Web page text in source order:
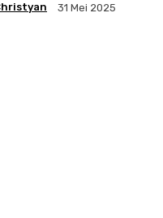
31 Mei 2025